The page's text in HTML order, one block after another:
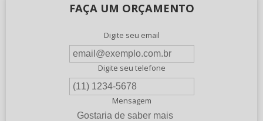
FAÇA UM ORÇAMENTO
Digite seu email
Digite seu telefone
Mensagem